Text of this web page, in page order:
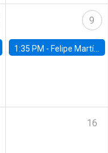
9
1:35 PM - Felipe Martínez, alumno Doctorado en Economía UC
16